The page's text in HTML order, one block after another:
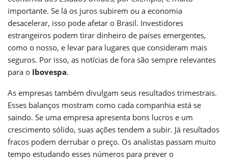
importante. Se lá os juros subirem ou a economia
desacelerar, isso pode afetar o Brasil. Investidores
estrangeiros podem tirar dinheiro de países emergentes,
como o nosso, e levar para lugares que consideram mais
seguros. Por isso, as notícias de fora são sempre relevantes
para o Ibovespa.
As empresas também divulgam seus resultados trimestrais.
Esses balanços mostram como cada companhia está se
saindo. Se uma empresa apresenta bons lucros e um
crescimento sólido, suas ações tendem a subir. Já resultados
fracos podem derrubar o preço. Os analistas passam muito
tempo estudando esses números para prever o